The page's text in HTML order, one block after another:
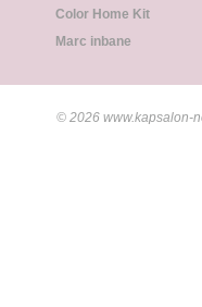
Color Home Kit
Marc inbane
© 2026 www.kapsalon-